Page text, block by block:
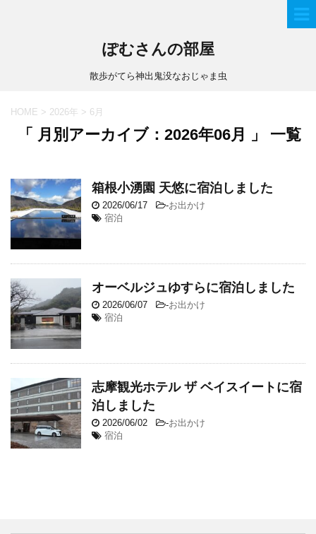
ぽむさんの部屋
散歩がてら神出鬼没なおじゃま虫
HOME > 2026年 > 6月
「 月別アーカイブ：2026年06月 」 一覧
箱根小湧園 天悠に宿泊しました
2026/06/17 -お出かけ
宿泊
オーベルジュゆすらに宿泊しました
2026/06/07 -お出かけ
宿泊
志摩観光ホテル ザ ベイスイートに宿
泊しました
2026/06/02 -お出かけ
宿泊